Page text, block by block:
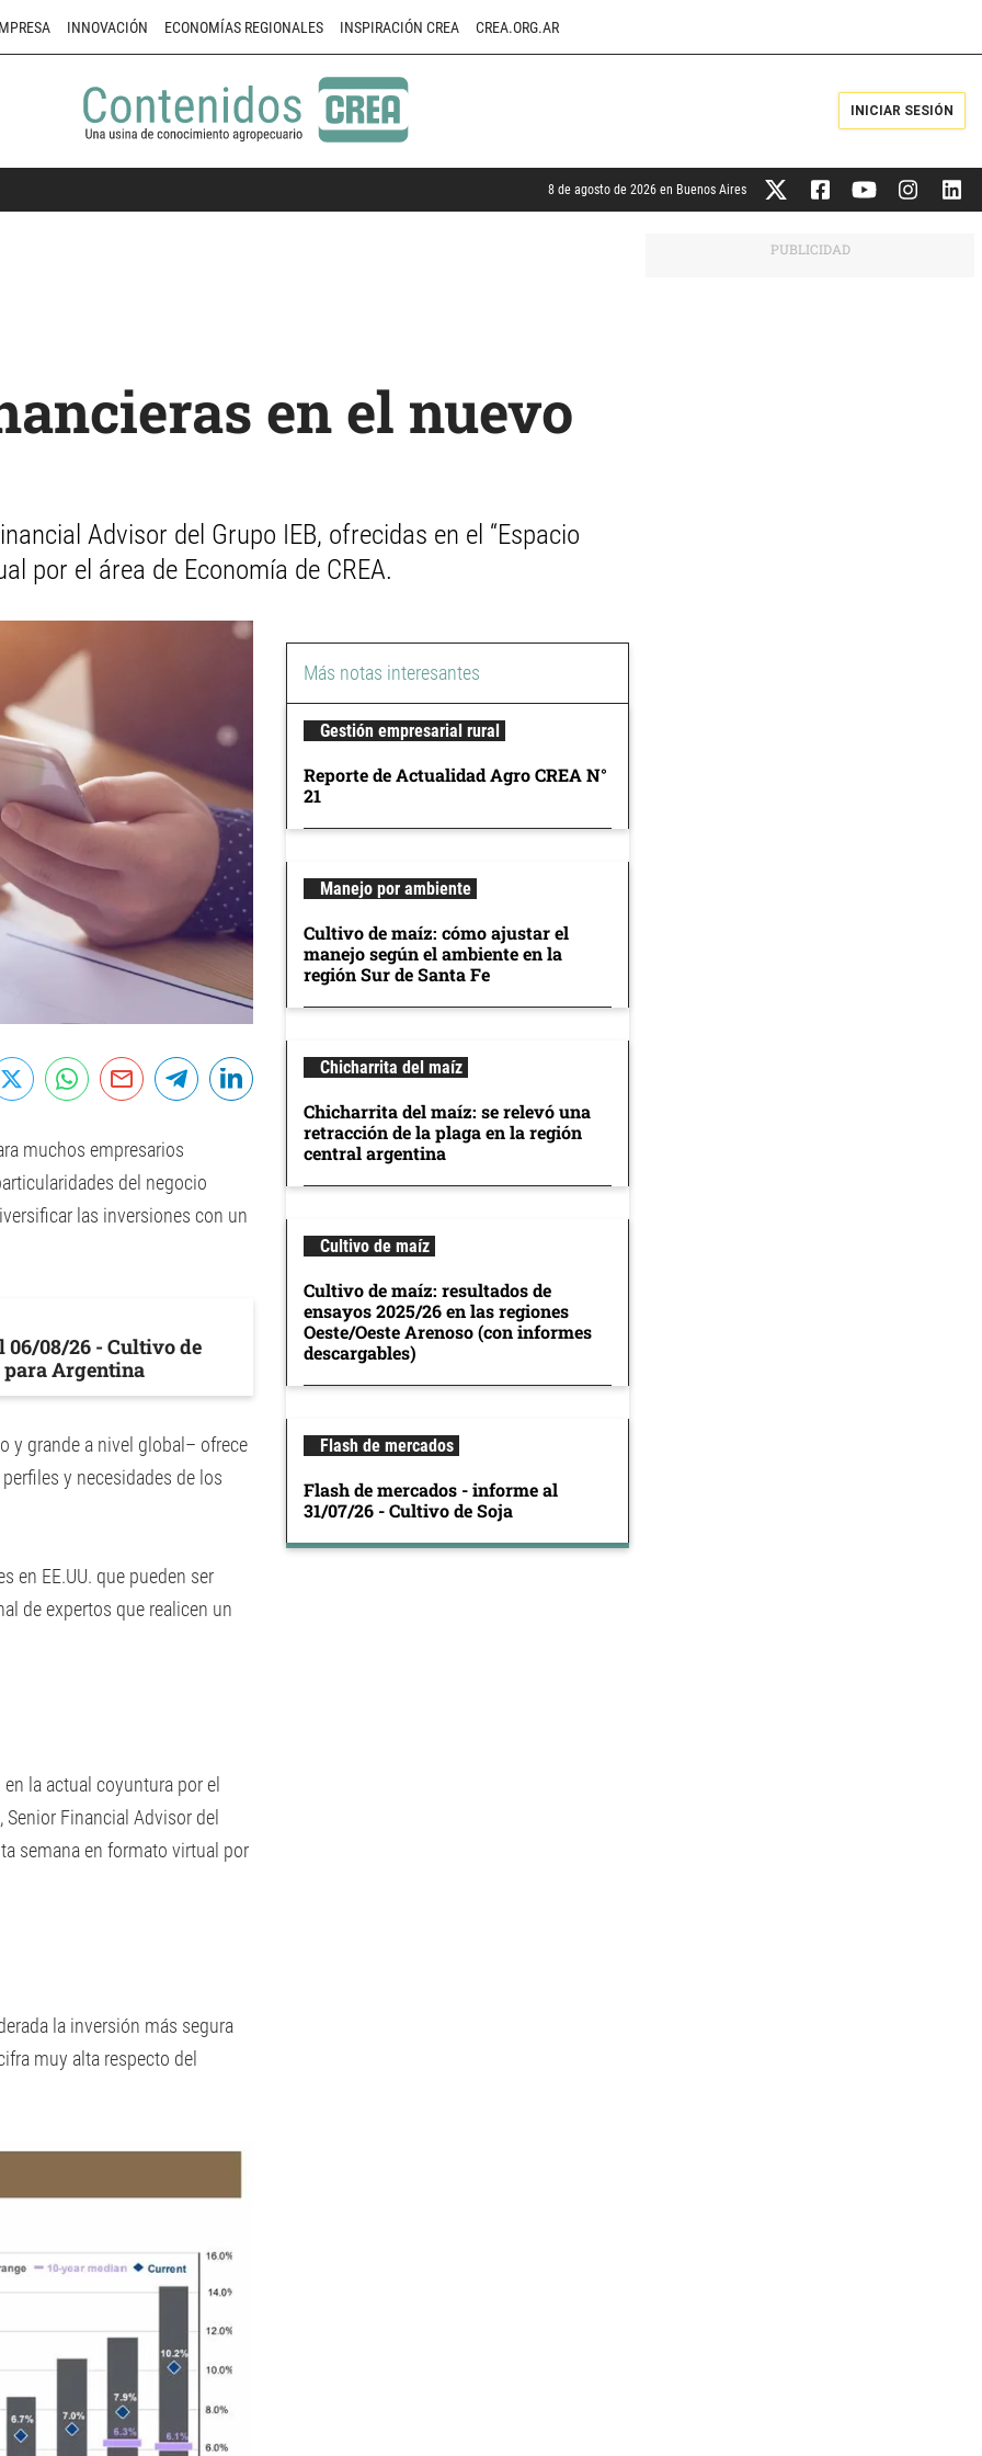
INNOVACIÓN ECONOMÍAS REGIONALES INSPIRACIÓN CREA CREA.ORG.AR
INICIAR SESIÓN
8 de agosto de 2026 en Buenos Aires
en el nuevo
Advisor del Grupo IEB, ofrecidas en el “Espacio
por el área de Economía de CREA.
muchos empresarios
del negocio
las inversiones con un
06/08/26 - Cultivo de
Argentina
y grande a nivel global– ofrece
y necesidades de los
en EE.UU. que pueden ser
de expertos que realicen un
la actual coyuntura por el
Financial Advisor del
semana en formato virtual por
la inversión más segura
muy alta respecto del
Más notas interesantes
Gestión empresarial rural
Reporte de Actualidad Agro CREA N°
21
Manejo por ambiente
Cultivo de maíz: cómo ajustar el
manejo según el ambiente en la
región Sur de Santa Fe
Chicharrita del maíz
Chicharrita del maíz: se relevó una
retracción de la plaga en la región
central argentina
Cultivo de maíz
Cultivo de maíz: resultados de
ensayos 2025/26 en las regiones
Oeste/Oeste Arenoso (con informes
descargables)
Flash de mercados
Flash de mercados - informe al
31/07/26 - Cultivo de Soja